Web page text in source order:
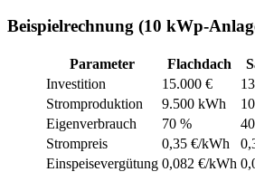
Beispielrechnung (10 kWp-
Parameter Flachdach
Investition
15.000 €
Stromproduktion
9.500 kWh
Eigenverbrauch
70 %
Strompreis
0,35 €/kWh
Einspeisevergütung 0,082 €/kWh